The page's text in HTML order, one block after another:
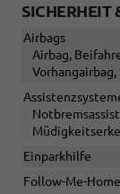
SICHERHEIT
Airbags
Airbag,
Einparkhilfe
Follow-Me-